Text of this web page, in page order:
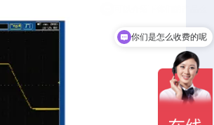
你们是怎么收费的呢